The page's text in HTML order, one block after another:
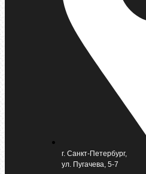
г. Санкт-Петербург,
ул. Пугачева, 5-7